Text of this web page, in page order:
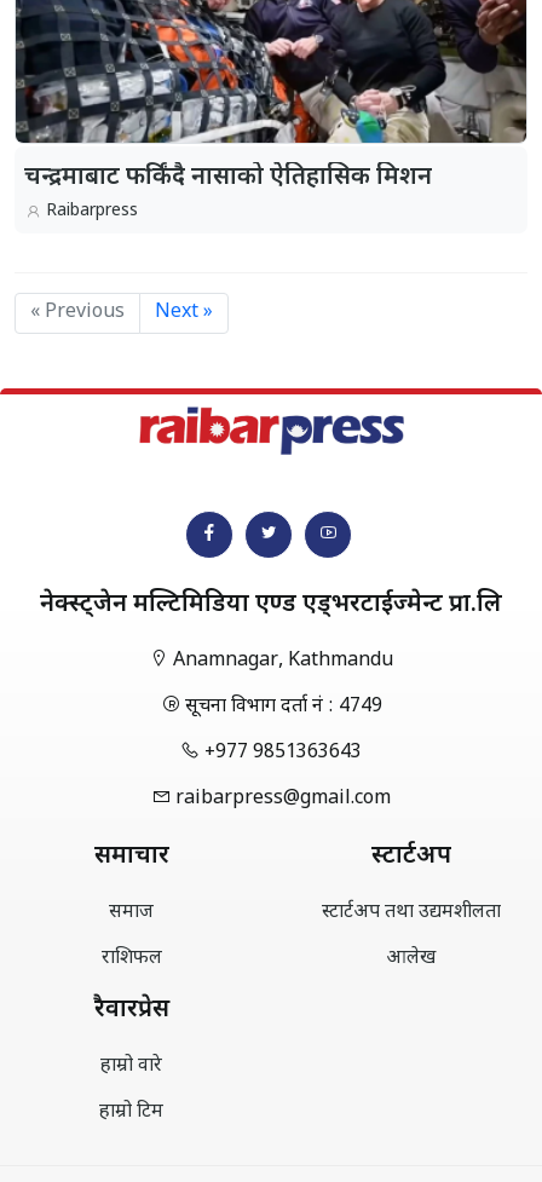
चन्द्रमाबाट फर्किंदै नासाको ऐतिहासिक मिशन
Raibarpress
« Previous Next »
नेक्स्ट्जेन मल्टिमिडिया एण्ड एड्भरटाईज्मेन्ट प्रा.लि
Anamnagar, Kathmandu
सूचना विभाग दर्ता नं : 4749
+977 9851363643
raibarpress@gmail.com
समाचार
समाज
राशिफल
स्टार्टअप
स्टार्टअप तथा उद्यमशीलता
आलेख
रैवारप्रेस
हाम्रो वारे
हाम्रो टिम